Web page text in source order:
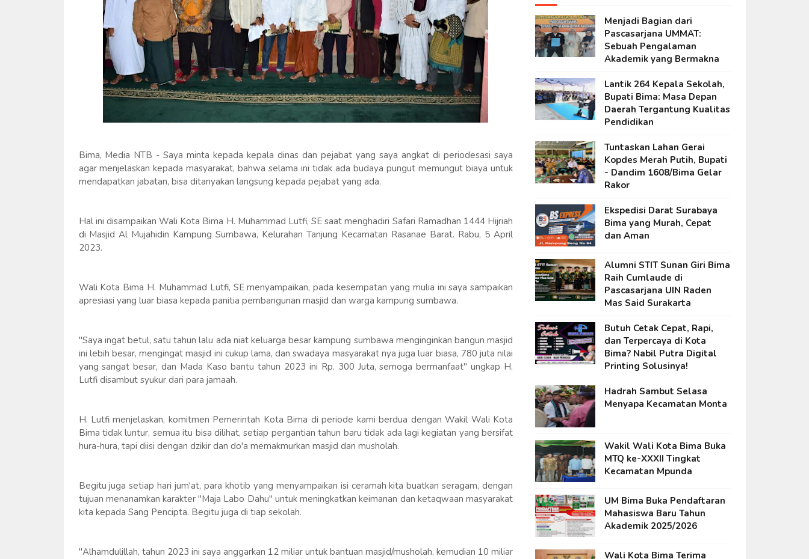
Bima, Media NTB - Saya minta kepada kepala dinas dan pejabat yang saya angkat di periodesasi saya
agar menjelaskan kepada masyarakat, bahwa selama ini tidak ada budaya pungut memungut biaya untuk
mendapatkan jabatan, bisa ditanyakan langsung kepada pejabat yang ada.
Hal ini disampaikan Wali Kota Bima H. Muhammad Lutfi, SE saat menghadiri Safari Ramadhan 1444 Hijriah
di Masjid Al Mujahidin Kampung Sumbawa, Kelurahan Tanjung Kecamatan Rasanae Barat. Rabu, 5 April
2023.
Wali Kota Bima H. Muhammad Lutfi, SE menyampaikan, pada kesempatan yang mulia ini saya sampaikan
apresiasi yang luar biasa kepada panitia pembangunan masjid dan warga kampung sumbawa.
"Saya ingat betul, satu tahun lalu ada niat keluarga besar kampung sumbawa menginginkan bangun masjid
ini lebih besar, mengingat masjid ini cukup lama, dan swadaya masyarakat nya juga luar biasa, 780 juta nilai
yang sangat besar, dan Mada Kaso bantu tahun 2023 ini Rp. 300 Juta, semoga bermanfaat" ungkap H.
Lutfi disambut syukur dari para jamaah.
H. Lutfi menjelaskan, komitmen Pemerintah Kota Bima di periode kami berdua dengan Wakil Wali Kota
Bima tidak luntur, semua itu bisa dilihat, setiap pergantian tahun baru tidak ada lagi kegiatan yang bersifat
hura-hura, tapi diisi dengan dzikir dan do'a memakmurkan masjid dan musholah.
Begitu juga setiap hari jum'at, para khotib yang menyampaikan isi ceramah kita buatkan seragam, dengan
tujuan menanamkan karakter "Maja Labo Dahu" untuk meningkatkan keimanan dan ketaqwaan masyarakat
kita kepada Sang Pencipta. Begitu juga di tiap sekolah.
"Alhamdulillah, tahun 2023 ini saya anggarkan 12 miliar untuk bantuan masjid/musholah, kemudian 10 miliar
Menjadi Bagian dari
Pascasarjana UMMAT:
Sebuah Pengalaman
Akademik yang Bermakna
Lantik 264 Kepala Sekolah,
Bupati Bima: Masa Depan
Daerah Tergantung Kualitas
Pendidikan
Tuntaskan Lahan Gerai
Kopdes Merah Putih, Bupati
- Dandim 1608/Bima Gelar
Rakor
Ekspedisi Darat Surabaya
Bima yang Murah, Cepat
dan Aman
Alumni STIT Sunan Giri Bima
Raih Cumlaude di
Pascasarjana UIN Raden
Mas Said Surakarta
Butuh Cetak Cepat, Rapi,
dan Terpercaya di Kota
Bima? Nabil Putra Digital
Printing Solusinya!
Hadrah Sambut Selasa
Menyapa Kecamatan Monta
Wakil Wali Kota Bima Buka
MTQ ke-XXXII Tingkat
Kecamatan Mpunda
UM Bima Buka Pendaftaran
Mahasiswa Baru Tahun
Akademik 2025/2026
Wali Kota Bima Terima